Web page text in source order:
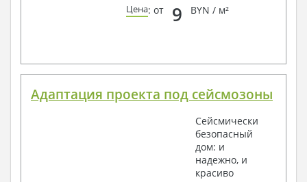
Цена: от 9 BYN / м²
Адаптация проекта под сейсмозоны
Сейсмически
безопасный
дом: и
надежно, и
красиво